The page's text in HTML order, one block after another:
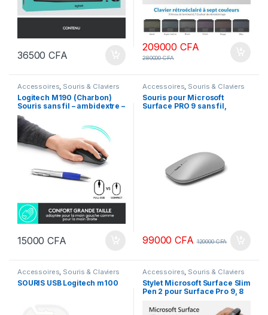
36500CFA
209000CFA
280000CFA
Accessoires, Souris & Claviers
Logitech M190 (Charbon)
Souris sans fil – ambidextre –
capteur optique 1000 dpi – 3
boutons
15000CFA
Accessoires, Souris & Claviers
Souris pour Microsoft
Surface PRO 9 sans fil,
99000CFA 120000CFA
Accessoires Souris & Claviers
SOURIS USB Logitech m100
Accessoires Souris & Claviers
Stylet Microsoft Surface Slim
Pen 2 pour Surface Pro 9, 8